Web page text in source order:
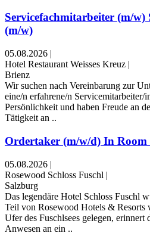
Servicefachmitarbeiter (m/w)
(m/w)
05.08.2026 |
Hotel Restaurant Weisses Kreuz |
Brienz
Wir suchen nach Vereinbarung zur
eine/n erfahrene/n Servicemitarbeiter/
Persönlichkeit und haben Freude an
Tätigkeit an ..
Ordertaker (m/w/d) In
05.08.2026 |
Rosewood Schloss Fuschl |
Salzburg
Das legendäre Hotel Schloss Fuschl
Teil von Rosewood Hotels & Resorts
Ufer des Fuschlsees gelegen, erinnert
Anwesen an ein ..